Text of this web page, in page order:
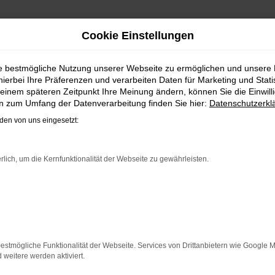
| LIEFERSERVICE
IHRE VW TOURAN
Kunden aus Minden und anderswo erhalten bei
das klingt wie ein Trick und ist in der Tat ein
stets nur enge Korridore für die Preissetzung bei
zugelassen wurde. Dabei versteht sich von selbst,
paar Tipps, die dir helfen können:
Cookie Einstellungen
bestmögliche Nutzung unserer Webseite zu ermöglichen und unsere
Ihre Präferenzen und verarbeiten Daten für Marketing und
späteren Zeitpunkt Ihre Meinung ändern, können Sie die
zum Umfang der Datenverarbeitung finden Sie hier:
von uns eingesetzt:
um die Kernfunktionalität der Webseite zu gewährleisten.
Funktionalität der Webseite. Services von Drittanbietern wie Google
weitere werden aktiviert.